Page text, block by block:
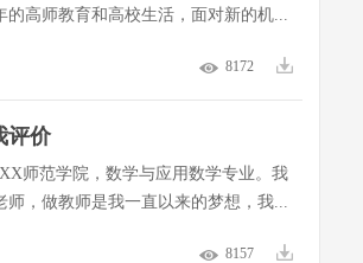
高师教育和高校生活，面对新的机...
8172
评价
师范学院，数学与应用数学专业。我
，做教师是我一直以来的梦想，我...
8157